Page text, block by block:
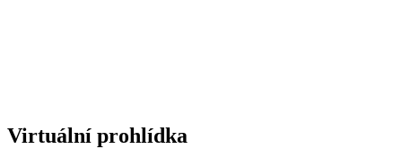
Virtuální prohlídka